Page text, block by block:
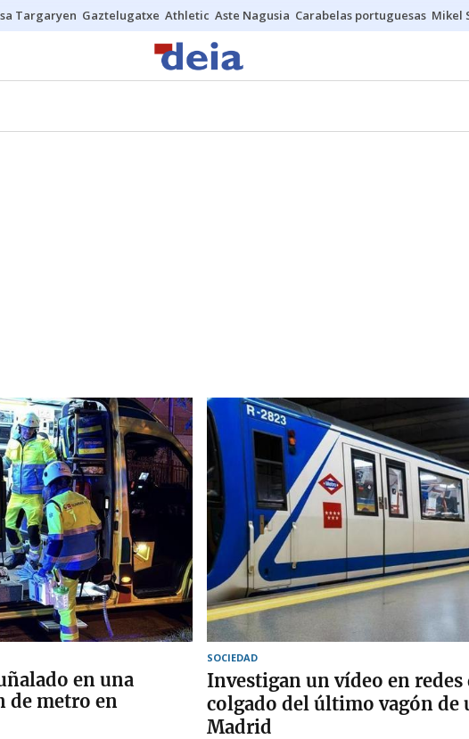
Targaryen Gaztelugatxe Athletic Aste Nagusia Carabelas portuguesas Mikel
en una
de metro en
SOCIEDAD
Investigan un vídeo en redes
colgado del último vagón de
Madrid